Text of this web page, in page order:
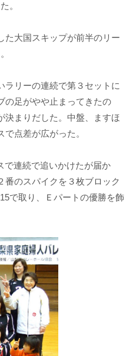
。
た大国スキップが前半のリー
ラリーの連続で第３セットに
の足がやや止まってきたの
決まりだした。中盤、ますほ
点差が広がった。
で連続で追いかけたが届か
番のスパイクを３枚ブロック
で取り、Ｅパートの優勝を飾